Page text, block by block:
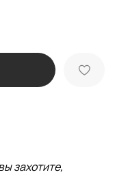
захотите,